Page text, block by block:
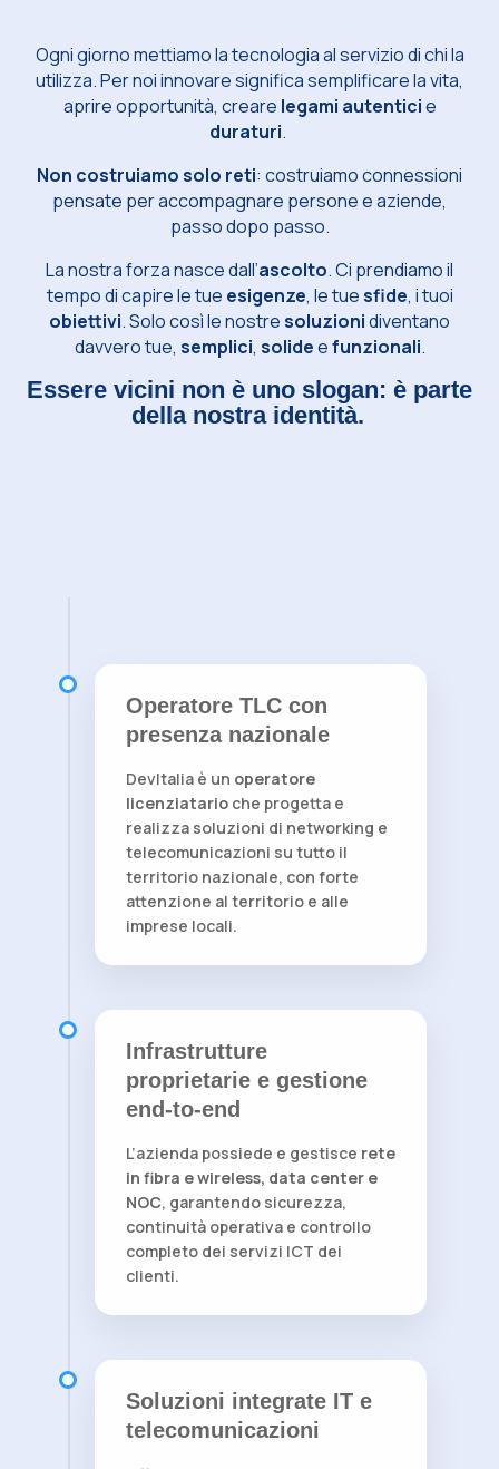
Ogni giorno mettiamo la tecnologia al servizio di chi la
utilizza. Per noi innovare significa semplificare la vita,
aprire opportunità, creare legami autenticie
duraturi.
Non costruiamo solo reti: costruiamo connessioni
pensate per accompagnare persone e aziende,
passo dopo passo.
La nostra forza nasce dall’ascolto. Ci prendiamo il
tempo di capire le tue esigenze, le tuesfide, i tuoi
obiettivi. Solo così le nostresoluzionidiventano
davvero tue, semplici, solideefunzionali.
Essere vicini non è uno slogan: è parte
della nostra identità.
Operatore TLC con
presenza nazionale
DevItalia è un operatore
licenziatarioche progetta e
realizza soluzioni di networking e
telecomunicazioni su tutto il
territorio nazionale, con forte
attenzione al territorio e alle
imprese locali.
Infrastrutture
proprietarie e gestione
end-to-end
L’azienda possiede e gestisce rete
in fibra e wireless, data center e
NOC, garantendo sicurezza,
continuità operativa e controllo
completo dei servizi ICT dei
clienti.
Soluzioni integrate IT e
telecomunicazioni